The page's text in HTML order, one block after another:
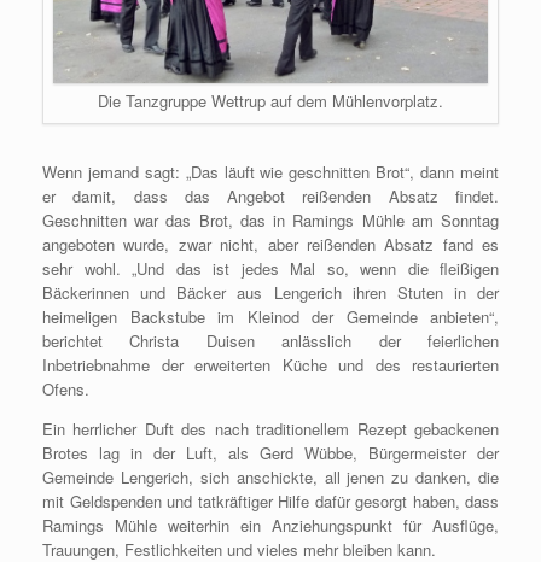
Die Tanzgruppe Wettrup auf dem Mühlenvorplatz.
Wenn jemand sagt: „Das läuft wie geschnitten Brot“, dann meint
er damit, dass das Angebot reißenden Absatz findet.
Geschnitten war das Brot, das in Ramings Mühle am Sonntag
angeboten wurde, zwar nicht, aber reißenden Absatz fand es
sehr wohl. „Und das ist jedes Mal so, wenn die fleißigen
Bäckerinnen und Bäcker aus Lengerich ihren Stuten in der
heimeligen Backstube im Kleinod der Gemeinde anbieten“,
berichtet Christa Duisen anlässlich der feierlichen
Inbetriebnahme der erweiterten Küche und des restaurierten
Ofens.
Ein herrlicher Duft des nach traditionellem Rezept gebackenen
Brotes lag in der Luft, als Gerd Wübbe, Bürgermeister der
Gemeinde Lengerich, sich anschickte, all jenen zu danken, die
mit Geldspenden und tatkräftiger Hilfe dafür gesorgt haben, dass
Ramings Mühle weiterhin ein Anziehungspunkt für Ausflüge,
Trauungen, Festlichkeiten und vieles mehr bleiben kann.